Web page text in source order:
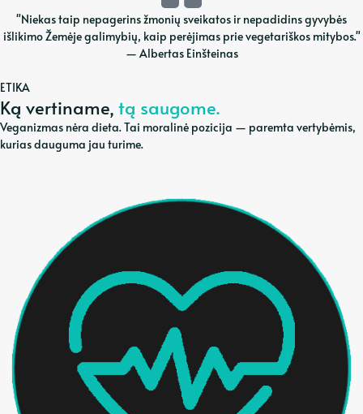
"Niekas taip nepagerins žmonių sveikatos ir nepadidins gyvybės
išlikimo Žemėje galimybių, kaip perėjimas prie vegetariškos mitybos."
— Albertas Einšteinas
ETIKA
Ką vertiname, tą saugome.
Veganizmas nėra dieta. Tai moralinė pozicija — paremta vertybėmis,
kurias dauguma jau turime.